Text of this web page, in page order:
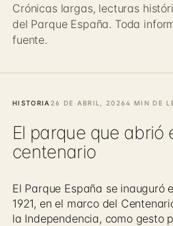
Crónicas largas, lecturas
del Parque España. Toda
fuente.
HISTORIA 26 DE ABRIL, 20264 MIN DE
El parque que abrió
centenario
El Parque España se inauguró
1921, en el marco del
la Independencia, como gesto